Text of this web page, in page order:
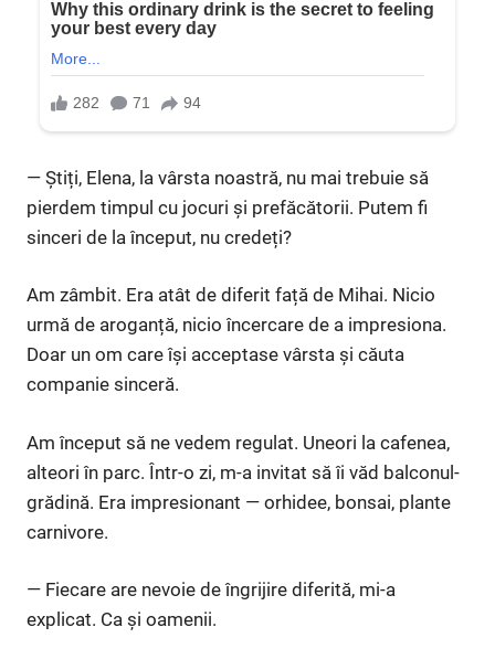
— Știți, Elena, la vârsta noastră, nu mai trebuie să
pierdem timpul cu jocuri și prefăcătorii. Putem fi
sinceri de la început, nu credeți?
Am zâmbit. Era atât de diferit față de Mihai. Nicio
urmă de aroganță, nicio încercare de a impresiona.
Doar un om care își acceptase vârsta și căuta
companie sinceră.
Am început să ne vedem regulat. Uneori la cafenea,
alteori în parc. Într-o zi, m-a invitat să îi văd balconul-
grădină. Era impresionant — orhidee, bonsai, plante
carnivore.
— Fiecare are nevoie de îngrijire diferită, mi-a
explicat. Ca și oamenii.